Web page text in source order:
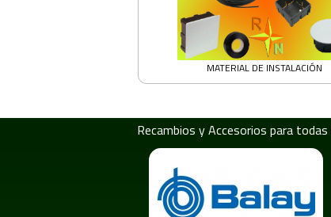
MATERIAL DE INSTALACIÓN
Recambios y Accesorios para